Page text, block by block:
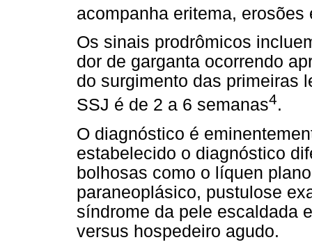
acompanha eritema, erosões
Os sinais prodrômicos
dor de garganta ocorrendo
do surgimento das primeiras
SSJ é de 2 a 6 semanas4.
O diagnóstico é
estabelecido o diagnóstico
bolhosas como o líquen
paraneoplásico, pustulose
síndrome da pele escaldada
versus hospedeiro agudo.